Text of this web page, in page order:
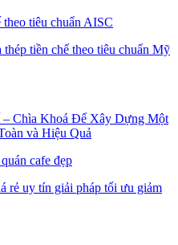
tiền chế theo tiêu chuẩn Mỹ
– Chìa Khoá Để Xây Dựng Một
và Hiệu Quả
rẻ uy tín giải pháp tối ưu giảm